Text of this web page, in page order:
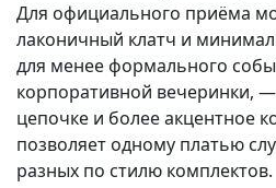
Для официального приёма
лаконичный клатч и
для менее формального
корпоративной вечеринки,
цепочке и более акцентное
позволяет одному платью
разных по стилю комплектов.